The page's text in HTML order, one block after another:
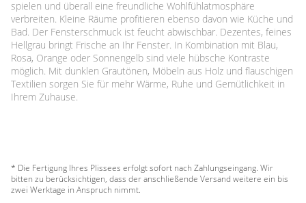
spielen und überall eine freundliche Wohlfühlatmosphäre
verbreiten. Kleine Räume profitieren ebenso davon wie Küche und
Bad. Der Fensterschmuck ist feucht abwischbar. Dezentes, feines
Hellgrau bringt Frische an Ihr Fenster. In Kombination mit Blau,
Rosa, Orange oder Sonnengelb sind viele hübsche Kontraste
möglich. Mit dunklen Grautönen, Möbeln aus Holz und flauschigen
Textilien sorgen Sie für mehr Wärme, Ruhe und Gemütlichkeit in
Ihrem Zuhause.
* Die Fertigung Ihres Plissees erfolgt sofort nach Zahlungseingang. Wir
bitten zu berücksichtigen, dass der anschließende Versand weitere ein bis
zwei Werktage in Anspruch nimmt.